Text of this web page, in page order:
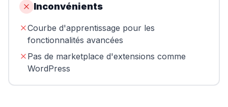
Inconvénients
Courbe d'apprentissage pour les
fonctionnalités avancées
Pas de marketplace d'extensions comme
WordPress